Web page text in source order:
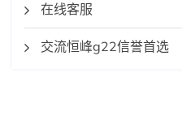
在线客服
交流恒峰g22信誉首选